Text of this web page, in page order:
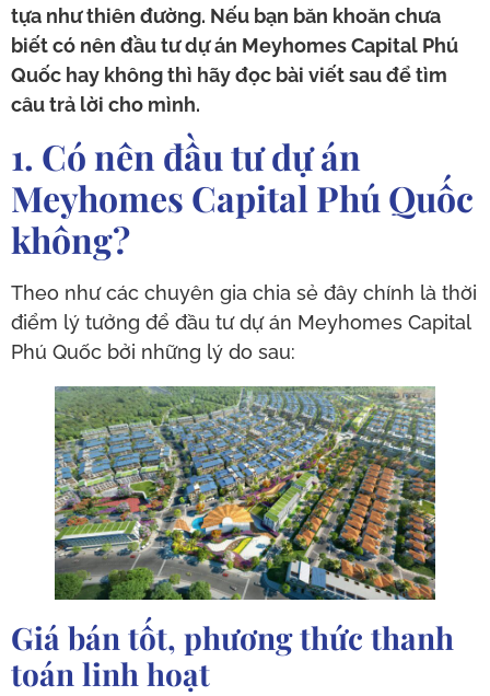
tựa như thiên đường. Nếu bạn băn khoăn chưa
biết có nên đầu tư dự án Meyhomes Capital Phú
Quốc hay không thì hãy đọc bài viết sau để tìm
câu trả lời cho mình.
1. Có nên đầu tư dự án
Meyhomes Capital Phú Quốc
không?
Theo như các chuyên gia chia sẻ đây chính là thời
điểm lý tưởng để đầu tư dự án Meyhomes Capital
Phú Quốc bởi những lý do sau:
Giá bán tốt, phương thức thanh
toán linh hoạt